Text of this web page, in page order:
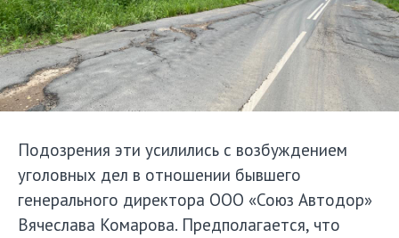
Подозрения эти усилились с возбуждением
уголовных дел в отношении бывшего
генерального директора ООО «Союз Автодор»
Вячеслава Комарова. Предполагается, что